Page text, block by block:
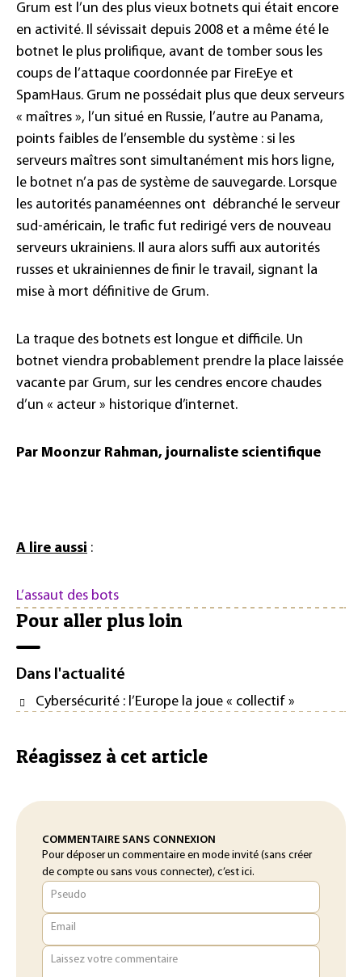
Grum est l’un des plus vieux botnets qui était encore
en activité. Il sévissait depuis 2008 et a même été le
botnet le plus prolifique, avant de tomber sous les
coups de l’attaque coordonnée par FireEye et
SpamHaus. Grum ne possédait plus que deux serveurs
« maîtres », l’un situé en Russie, l’autre au Panama,
points faibles de l’ensemble du système : si les
serveurs maîtres sont simultanément mis hors ligne,
le botnet n’a pas de système de sauvegarde. Lorsque
les autorités panaméennes ont débranché le serveur
sud-américain, le trafic fut redirigé vers de nouveau
serveurs ukrainiens. Il aura alors suffi aux autorités
russes et ukrainiennes de finir le travail, signant la
mise à mort définitive de Grum.
La traque des botnets est longue et difficile. Un
botnet viendra probablement prendre la place laissée
vacante par Grum, sur les cendres encore chaudes
d’un « acteur » historique d’internet.
Par Moonzur Rahman, journaliste scientifique
A lire aussi :
L’assaut des bots
Pour aller plus loin
Dans l'actualité
Cybersécurité : l’Europe la joue « collectif »
Réagissez à cet article
COMMENTAIRE SANS CONNEXION
Pour déposer un commentaire en mode invité (sans créer
de compte ou sans vous connecter), c’est ici.
Pseudo
Email
Laissez votre commentaire